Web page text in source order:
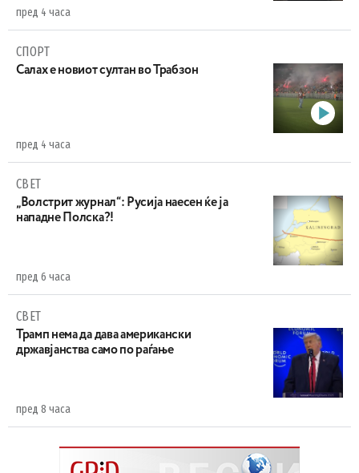
пред 4 часа
СПОРТ
Салах е новиот султан во Трабзон
пред 4 часа
СВЕТ
„Волстрит журнал“: Русија наесен ќе ја
нападне Полска?!
пред 6 часа
СВЕТ
Трамп нема да дава американски
државјанства само по раѓање
пред 8 часа